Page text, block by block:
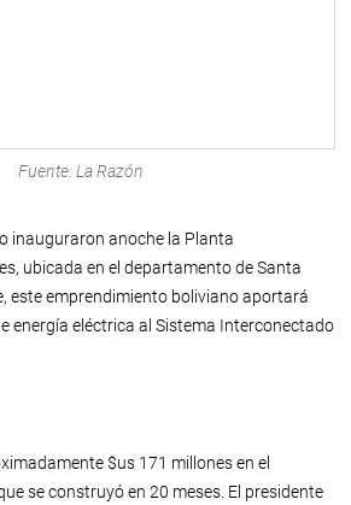
Fuente: La Razón
inauguraron anoche la Planta
ubicada en el departamento de Santa
este emprendimiento boliviano aportará
energía eléctrica al Sistema Interconectado
$us 171 millones en el
se construyó en 20 meses. El presidente